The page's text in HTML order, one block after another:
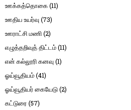
ஊக்கத்தொகை(11)
ஊதிய உயர்வு (73)
ஊராட்சி மணி(2)
எழுத்தறிவுத் திட்டம்(11)
என் கல்லூரி கனவு (1)
ஓய்வூதியம்(41)
ஓய்வூதியர் கையேடு(2)
கட்டுரை (57)